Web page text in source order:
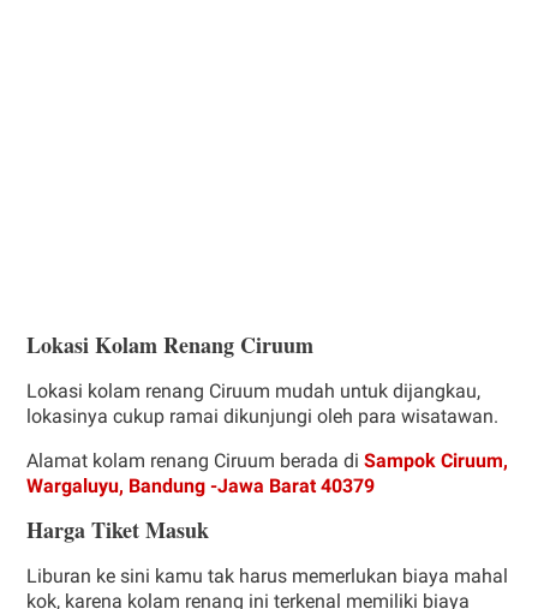
Lokasi Kolam Renang Ciruum
Lokasi kolam renang Ciruum mudah untuk dijangkau,
lokasinya cukup ramai dikunjungi oleh para wisatawan.
Alamat kolam renang Ciruum berada di Sampok Ciruum,
Wargaluyu, Bandung -Jawa Barat 40379
Harga Tiket Masuk
Liburan ke sini kamu tak harus memerlukan biaya mahal
kok, karena kolam renang ini terkenal memiliki biaya